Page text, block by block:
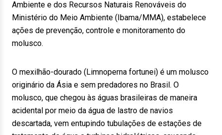
Ambiente e dos Recursos Naturais Renováveis do
Ministério do Meio Ambiente (Ibama/MMA), estabelece
ações de prevenção, controle e monitoramento do
molusco.
O mexilhão-dourado (Limnoperna fortunei) é um molusco
originário da Ásia e sem predadores no Brasil. O
molusco, que chegou às águas brasileiras de maneira
acidental por meio da água de lastro de navios
descartada, vem entupindo tubulações de estações de